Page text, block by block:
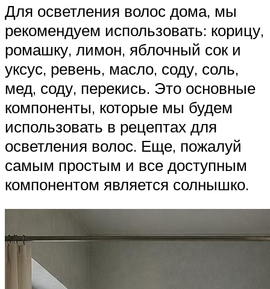
Для осветления волос дома, мы
рекомендуем использовать: корицу,
ромашку, лимон, яблочный сок и
уксус, ревень, масло, соду, соль,
мед, соду, перекись. Это основные
компоненты, которые мы будем
использовать в рецептах для
осветления волос. Еще, пожалуй
самым простым и все доступным
компонентом является солнышко.